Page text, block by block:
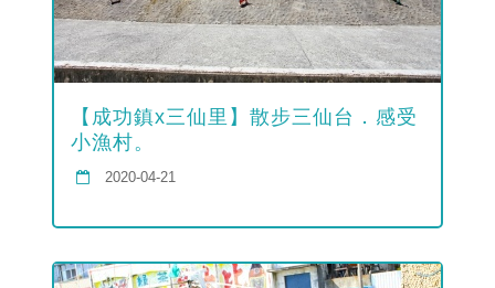
【成功鎮x三仙里】散步三仙台．感受
小漁村。
2020-04-21